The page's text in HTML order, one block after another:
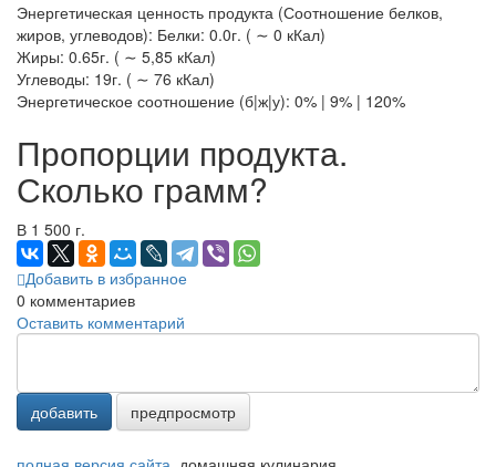
Энергетическая ценность продукта (Соотношение белков,
жиров, углеводов): Белки: 0.0г. ( ∼ 0 кКал)
Жиры: 0.65г. ( ∼ 5,85 кКал)
Углеводы: 19г. ( ∼ 76 кКал)
Энергетическое соотношение (б|ж|у): 0% | 9% | 120%
Пропорции продукта.
Сколько грамм?
В 1 500 г.
Добавить в избранное
0 комментариев
Оставить комментарий
добавить предпросмотр